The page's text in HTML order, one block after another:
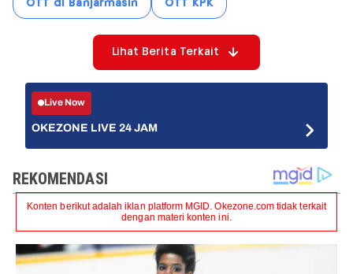
OTT di Banjarmasin OTT KPK
Lihat Berita Terkait
Live Now
OKEZONE LIVE 24 JAM